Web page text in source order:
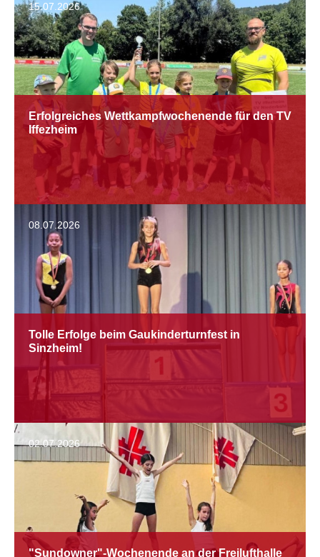
15.07.2026
Erfolgreiches Wettkampfwochenende für den TV
Iffezheim
08.07.2026
Tolle Erfolge beim Gaukinderturnfest in
Sinzheim!
02.07.2026
"Sundowner"-Wochenende an der Freilufthalle